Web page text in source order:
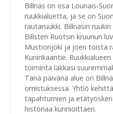
Billnäs on osa Lounais-
ruukkialuetta, ja se on
rautaruukki. Billnäsin
Billsten Ruotsin kruunun
Mustionjoki ja joen toista
Kuninkaantie.
toiminta lakkasi
Tänä päivänä alue on
omistuksessa. Yhtiö
tapahtumien ja
historiaa kunnioittaen.